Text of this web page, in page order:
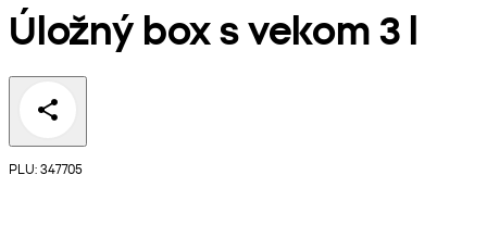
Úložný box s vekom 3 l
PLU: 347705